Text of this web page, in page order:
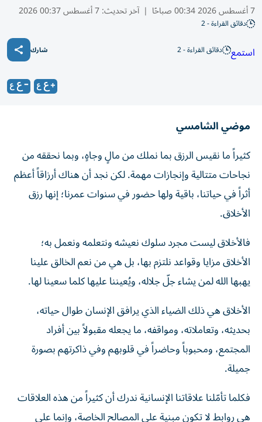
7 أغسطس 2026 00:34 صباحًا | آخر تحديث:7 أغسطس 00:37 2026
دقائق القراءة - 2
استمع دقائق القراءة - 2 شارك
موضي الشامسي
كثيراً ما نقيس الرزق بما نملك من مالٍ وجاهٍ، وبما نحققه من
نجاحات متتالية وإنجازات مهمة. لكن نجد أن هناك أرزاقاً أعظم
أثراً في حياتنا، باقية ولها حضور في سنوات عمرنا؛ إنها رزق
الأخلاق.
فالأخلاق ليست مجرد سلوك نعيشه ونتعلمه ونعمل به؛
الأخلاق مزايا وقواعد نلتزم بها، بل هي من نعم الخالق علينا
يهبها الله لمن يشاء جلّ جلاله، ويُعيننا عليها كلما سعينا لها.
الأخلاق هي ذلك الضياء الذي يرافق الإنسان طوال حياته،
بحديثه، وتعاملاته، ومواقفه، ما يجعله مقبولاً بين أفراد
المجتمع، ومحبوباً وحاضراً في قلوبهم وفي ذاكرتهم بصورة
جميلة.
فكلما تأمّلنا علاقاتنا الإنسانية ندرك أن كثيراً من هذه العلاقات
هي روابط لا تكون مبنية على المصالح الخاصة، وإنما على